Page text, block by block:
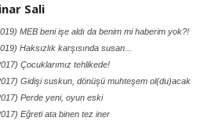
Sali
MEB beni işe aldı da benim mi haberim yok?!
Haksızlık karşısında susan...
Çocuklarımız tehlikede!
Gidişi suskun, dönüşü muhteşem ol(du)acak
Perde yeni, oyun eski
Eğreti ata binen tez iner